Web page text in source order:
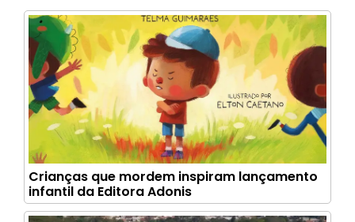
Crianças que mordem inspiram lançamento
infantil da Editora Adonis